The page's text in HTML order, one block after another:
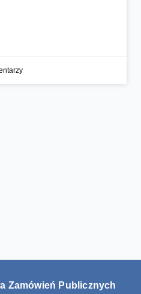
Zamówień Publicznych